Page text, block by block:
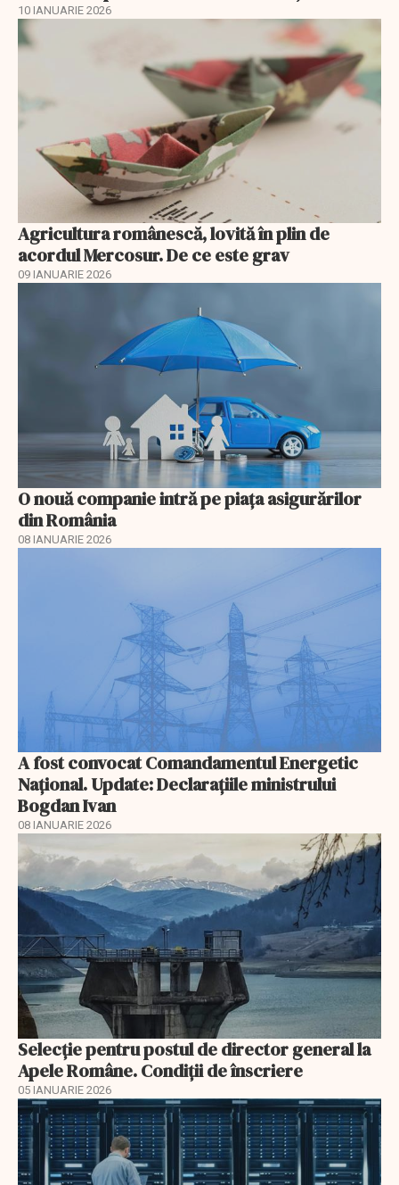
10 IANUARIE 2026
Agricultura românescă, lovită în plin de
acordul Mercosur. De ce este grav
09 IANUARIE 2026
O nouă companie intră pe piața asigurărilor
din România
08 IANUARIE 2026
A fost convocat Comandamentul Energetic
Naţional. Update: Declaraţiile ministrului
Bogdan Ivan
08 IANUARIE 2026
Selecţie pentru postul de director general la
Apele Române. Condiţii de înscriere
05 IANUARIE 2026